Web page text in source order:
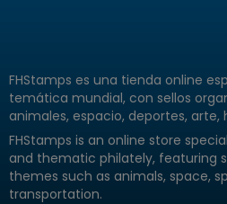
FHStamps es una tienda online
temática mundial, con sellos
animales, espacio, deportes, arte,
FHStamps is an online store
and thematic philately, featuring
themes such as animals, space,
transportation.